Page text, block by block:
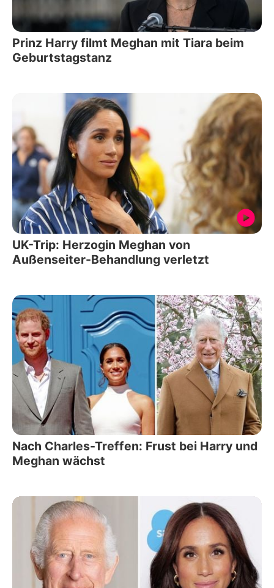
Prinz Harry filmt Meghan mit Tiara beim
Geburtstagstanz
UK-Trip: Herzogin Meghan von
Außenseiter-Behandlung verletzt
Nach Charles-Treffen: Frust bei Harry und
Meghan wächst